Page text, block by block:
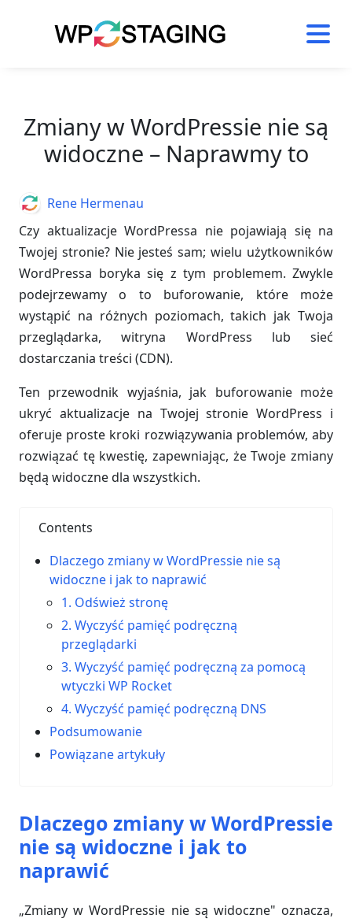
Zmiany w WordPressie nie są
widoczne – Naprawmy to
Czy aktualizacje WordPressa nie pojawiają się na
Twojej stronie? Nie jesteś sam; wielu użytkowników
WordPressa boryka się z tym problemem. Zwykle
podejrzewamy o to buforowanie, które może
wystąpić na różnych poziomach, takich jak Twoja
przeglądarka, witryna WordPress lub sieć
dostarczania treści (CDN).
Ten przewodnik wyjaśnia, jak buforowanie może
ukryć aktualizacje na Twojej stronie WordPress i
oferuje proste kroki rozwiązywania problemów, aby
rozwiązać tę kwestię, zapewniając, że Twoje zmiany
będą widoczne dla wszystkich.
Contents
Dlaczego zmiany w WordPressie nie są
widoczne i jak to naprawić
1. Odśwież stronę
2. Wyczyść pamięć podręczną
przeglądarki
3. Wyczyść pamięć podręczną za pomocą
wtyczki WP Rocket
4. Wyczyść pamięć podręczną DNS
Podsumowanie
Powiązane artykuły
Dlaczego zmiany w WordPressie
nie są widoczne i jak to
naprawić
„Zmiany w WordPressie nie są widoczne" oznacza,
AuthorRene Hermenau